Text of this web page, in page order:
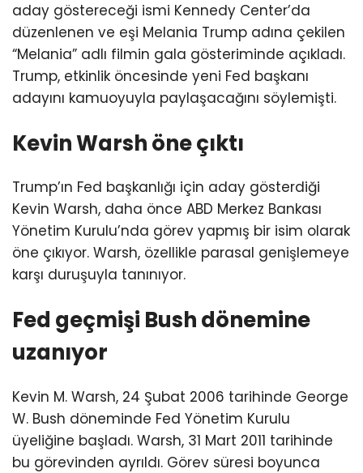
aday göstereceği ismi Kennedy Center’da
düzenlenen ve eşi Melania Trump adına çekilen
“Melania” adlı filmin gala gösteriminde açıkladı.
Trump, etkinlik öncesinde yeni Fed başkanı
adayını kamuoyuyla paylaşacağını söylemişti.
Kevin Warsh öne çıktı
Trump’ın Fed başkanlığı için aday gösterdiği
Kevin Warsh, daha önce ABD Merkez Bankası
Yönetim Kurulu’nda görev yapmış bir isim olarak
öne çıkıyor. Warsh, özellikle parasal genişlemeye
karşı duruşuyla tanınıyor.
Fed geçmişi Bush dönemine
uzanıyor
Kevin M. Warsh, 24 Şubat 2006 tarihinde George
W. Bush döneminde Fed Yönetim Kurulu
üyeliğine başladı. Warsh, 31 Mart 2011 tarihinde
bu görevinden ayrıldı. Görev süresi boyunca